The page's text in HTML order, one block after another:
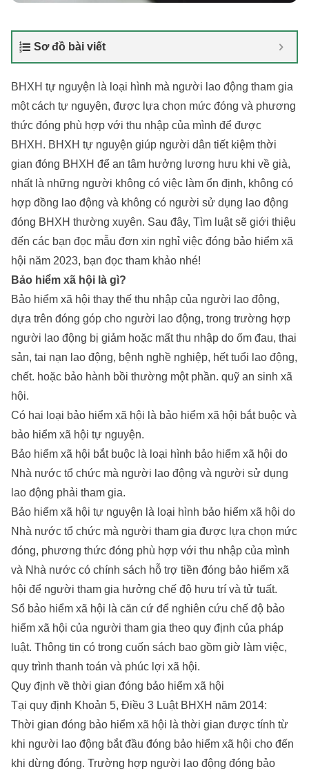
Sơ đồ bài viết
BHXH tự nguyện là loại hình mà người lao động tham gia
một cách tự nguyện, được lựa chọn mức đóng và phương
thức đóng phù hợp với thu nhập của mình để được
BHXH. BHXH tự nguyện giúp người dân tiết kiệm thời
gian đóng BHXH để an tâm hưởng lương hưu khi về già,
nhất là những người không có việc làm ổn định, không có
hợp đồng lao động và không có người sử dụng lao động
đóng BHXH thường xuyên. Sau đây, Tìm luật sẽ giới thiệu
đến các bạn đọc mẫu đơn xin nghỉ việc đóng bảo hiểm xã
hội năm 2023, bạn đọc tham khảo nhé!
Bảo hiểm xã hội là gì?
Bảo hiểm xã hội thay thế thu nhập của người lao động,
dựa trên đóng góp cho người lao động, trong trường hợp
người lao động bị giảm hoặc mất thu nhập do ốm đau, thai
sản, tai nạn lao động, bệnh nghề nghiệp, hết tuổi lao động,
chết. hoặc bảo hành bồi thường một phần. quỹ an sinh xã
hội.
Có hai loại bảo hiểm xã hội là bảo hiểm xã hội bắt buộc và
bảo hiểm xã hội tự nguyện.
Bảo hiểm xã hội bắt buộc là loại hình bảo hiểm xã hội do
Nhà nước tổ chức mà người lao động và người sử dụng
lao động phải tham gia.
Bảo hiểm xã hội tự nguyện là loại hình bảo hiểm xã hội do
Nhà nước tổ chức mà người tham gia được lựa chọn mức
đóng, phương thức đóng phù hợp với thu nhập của mình
và Nhà nước có chính sách hỗ trợ tiền đóng bảo hiểm xã
hội để người tham gia hưởng chế độ hưu trí và tử tuất.
Sổ bảo hiểm xã hội là căn cứ để nghiên cứu chế độ bảo
hiểm xã hội của người tham gia theo quy định của pháp
luật. Thông tin có trong cuốn sách bao gồm giờ làm việc,
quy trình thanh toán và phúc lợi xã hội.
Quy định về thời gian đóng bảo hiểm xã hội
Tại quy định Khoản 5, Điều 3 Luật BHXH năm 2014:
Thời gian đóng bảo hiểm xã hội là thời gian được tính từ
khi người lao động bắt đầu đóng bảo hiểm xã hội cho đến
khi dừng đóng. Trường hợp người lao động đóng bảo